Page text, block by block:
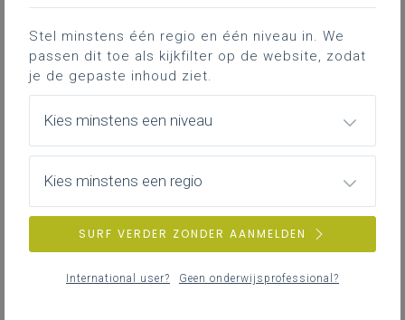
Stel minstens één regio en één niveau in. We
passen dit toe als kijkfilter op de website, zodat
je de gepaste inhoud ziet.
Kies minstens een niveau
Kies minstens een regio
SURF VERDER ZONDER AANMELDEN
International user? Geen onderwijsprofessional?